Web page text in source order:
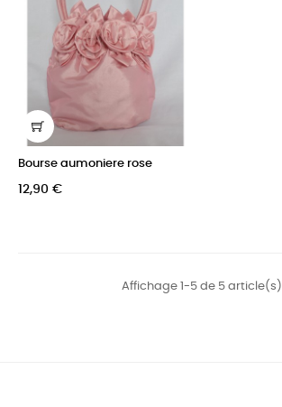
Bourse aumoniere rose
12,90 €
Affichage 1-5 de 5 article(s)